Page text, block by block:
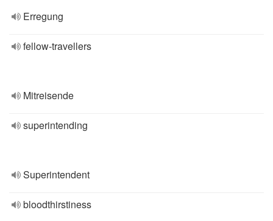
Erregung
fellow-travellers
Mitreisende
superintending
Superintendent
bloodthirstiness